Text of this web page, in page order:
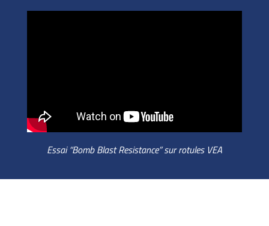
Essai “Bomb Blast Resistance” sur rotules VEA